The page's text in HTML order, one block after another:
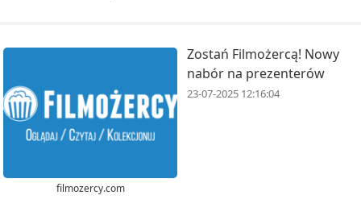
filmozercy.com
Zostań Filmożercą! Nowy
nabór na prezenterów
23-07-2025 12:16:04